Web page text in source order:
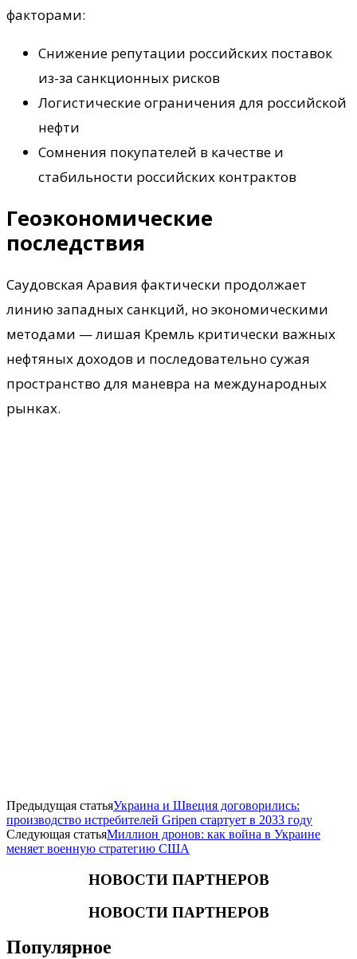
факторами:
Снижение репутации российских поставок
из-за санкционных рисков
Логистические ограничения для российской
нефти
Сомнения покупателей в качестве и
стабильности российских контрактов
Геоэкономические
последствия
Саудовская Аравия фактически продолжает
линию западных санкций, но экономическими
методами — лишая Кремль критически важных
нефтяных доходов и последовательно сужая
пространство для маневра на международных
рынках.
Предыдущая статьяУкраина и Швеция договорились:
производство истребителей Gripen стартует в 2033 году
Следующая статьяМиллион дронов: как война в Украине
меняет военную стратегию США
НОВОСТИ ПАРТНЕРОВ
НОВОСТИ ПАРТНЕРОВ
Популярное